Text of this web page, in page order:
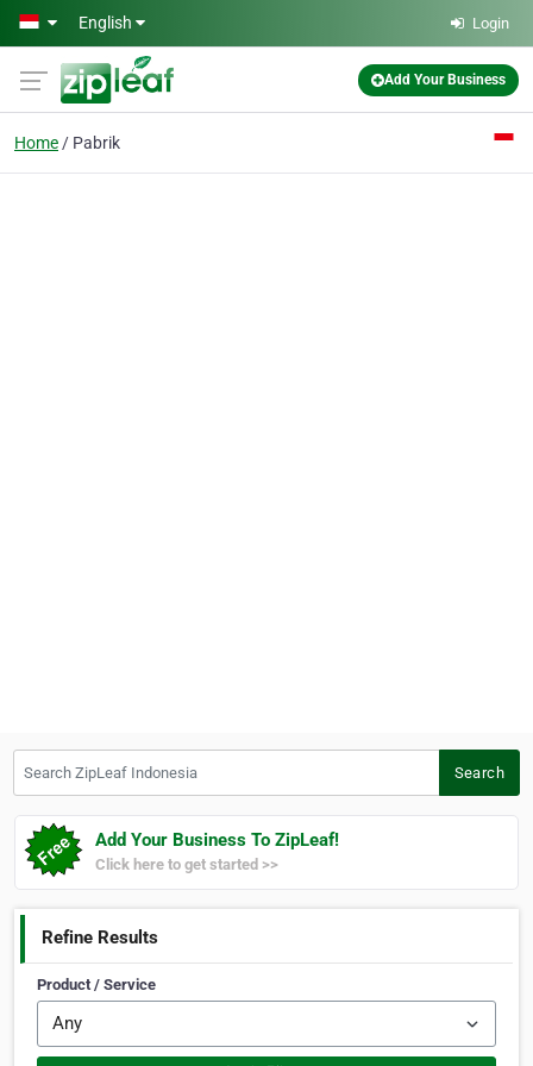
Skip to main content
English Login
Add Your Business
Home Pabrik
Search
Add Your Business To ZipLeaf!
Click here to get started >>
Refine Results
Product / Service